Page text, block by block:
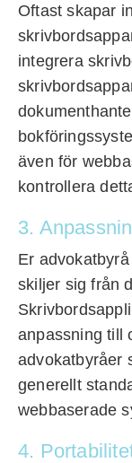
Oftast skapar
integrera
även för
kontrollera
3.
Er
skiljer sig från
anpassning till
advokatbyråer
generellt
webbaserade
4.